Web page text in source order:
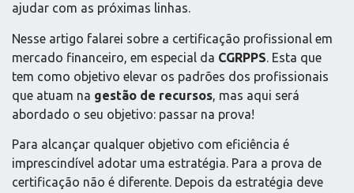
ajudar com as próximas linhas.
Nesse artigo falarei sobre a certificação profissional em
mercado financeiro, em especial da CGRPPS. Esta que
tem como objetivo elevar os padrões dos profissionais
que atuam na gestão de recursos, mas aqui será
abordado o seu objetivo: passar na prova!
Para alcançar qualquer objetivo com eficiência é
imprescindível adotar uma estratégia. Para a prova de
certificação não é diferente. Depois da estratégia deve